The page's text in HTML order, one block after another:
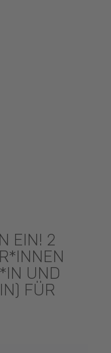
EIN! 2
UND
FÜR